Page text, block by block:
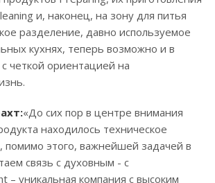
и, наконец, на зону для питья
разделение, давно используемое
кухнях, теперь возможно и в
четкой ориентацией на
«До сих пор в центре внимания
находилось техническое
помимо этого, важнейшей задачей в
связь с духовным - с
– уникальная компания с высоким